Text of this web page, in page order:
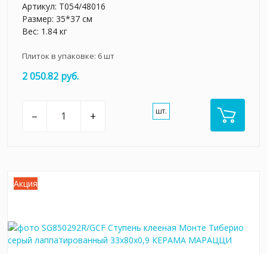
Артикул: T054/48016
Размер: 35*37 см
Вес: 1.84 кг
Плиток в упаковке: 6шт
2 050.82 руб.
– + шт.
Акция